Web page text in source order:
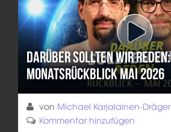
Darüber sollten wir reden:
Monatsrückblick Mai 2026
von Michael Karjalainen-Dräger
Kommentar hinzufügen